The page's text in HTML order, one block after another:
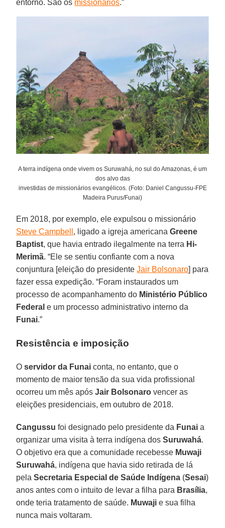
entorno. São os missionários.”
A terra indígena onde vivem os Suruwahá, no sul do Amazonas, é um
dos alvo das
investidas de missionários evangélicos. (Foto: Daniel Cangussu-FPE
Madeira Purus/Funai)
Em 2018, por exemplo, ele expulsou o missionário
Steve Campbell , ligado a igreja americanaGreene
Baptist, que havia entrado ilegalmente na terra Hi-
Merimã. “Ele se sentiu confiante com a nova
conjuntura [eleição do presidenteJair Bolsonaro] para
fazer essa expedição. “Foram instaurados um
processo de acompanhamento do Ministério Público
Federal e um processo administrativo interno da
Funai.”
Resistência e imposição
Oservidor da Funai conta, no entanto, que o
momento de maior tensão da sua vida profissional
ocorreu um mês apósJair Bolsonaro vencer as
eleições presidenciais, em outubro de 2018.
Cangussu foi designado pelo presidente da Funai a
organizar uma visita à terra indígena dosSuruwahá.
O objetivo era que a comunidade recebesse Muwaji
Suruwahá, indígena que havia sido retirada de lá
pelaSecretaria Especial de Saúde Indígena (Sesai)
anos antes com o intuito de levar a filha para Brasília,
onde teria tratamento de saúde. Muwaji e sua filha
nunca mais voltaram.